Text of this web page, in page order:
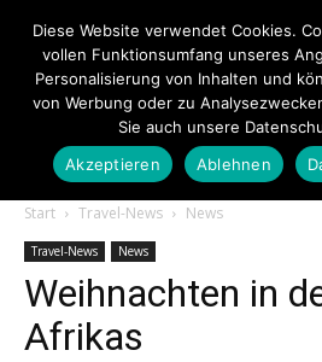
|
Start Travel-News News
Travel-News News
Weihnachten in
Afrikas
Diese Website verwendet Cookies.
vollen Funktionsumfang unseres
Personalisierung von Inhalten und
von Werbung oder zu
Sie auch unsere
Akzeptieren
Ablehnen